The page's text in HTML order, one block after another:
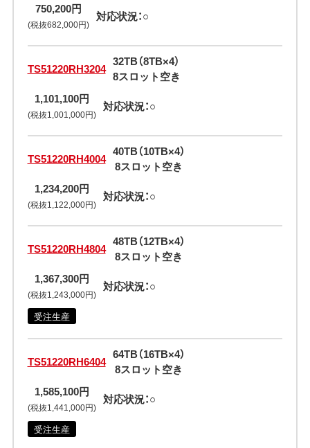
750,200円
(税抜682,000円)
対応状況：○
TS51220RH3204 32TB（8TB×4）
8スロット空き
1,101,100円
(税抜1,001,000円)
対応状況：○
TS51220RH4004 40TB（10TB×4）
8スロット空き
1,234,200円
(税抜1,122,000円)
対応状況：○
TS51220RH4804 48TB（12TB×4）
8スロット空き
1,367,300円
(税抜1,243,000円)
対応状況：○
受注生産
TS51220RH6404 64TB（16TB×4）
8スロット空き
1,585,100円
(税抜1,441,000円)
対応状況：○
受注生産